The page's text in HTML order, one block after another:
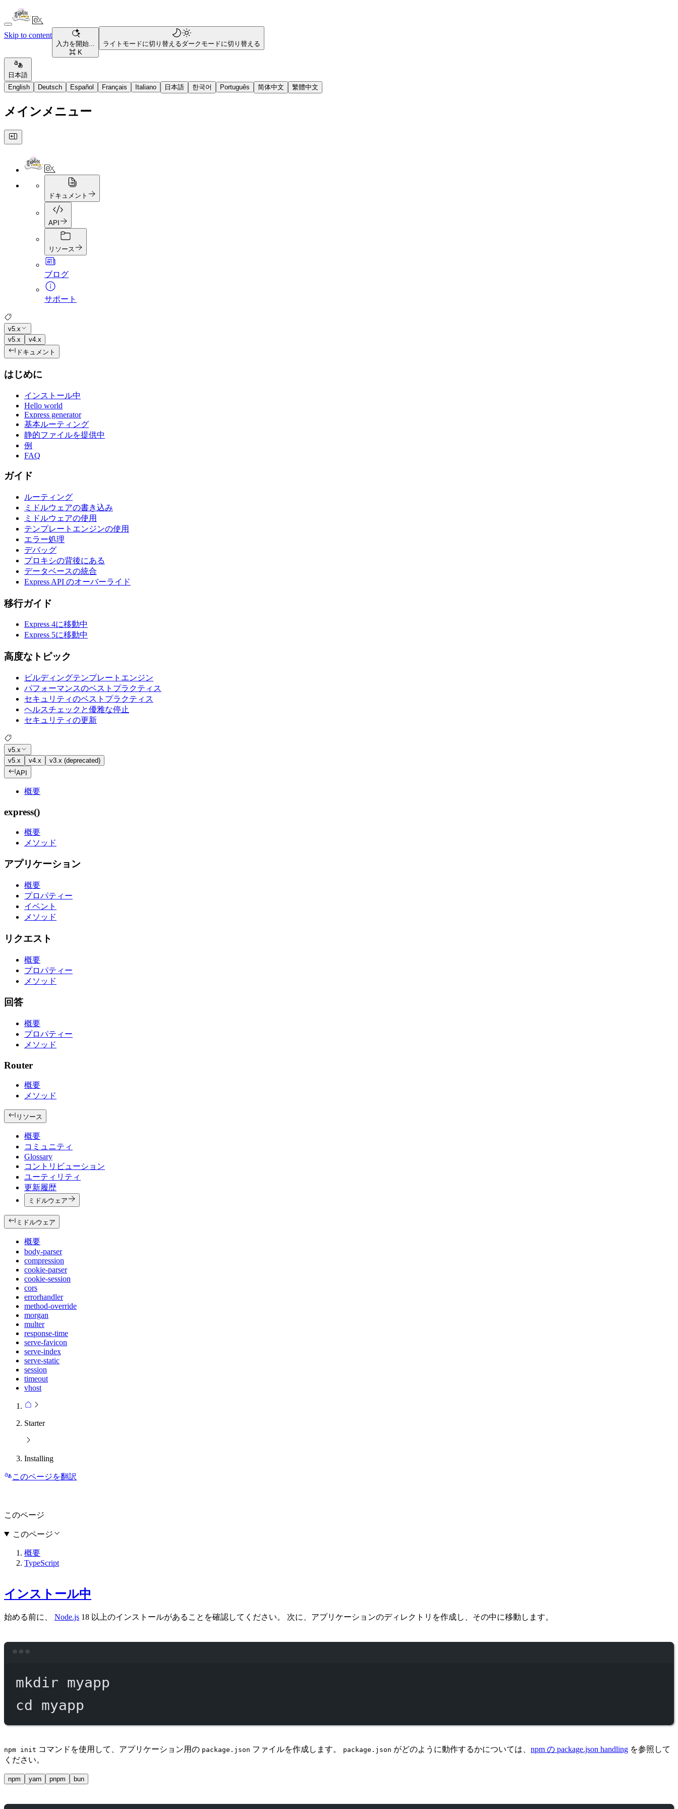
Skip to content
入力を開始...
⌘ K
ライトモードに切り替えるダークモードに切り替える
日本語
English
Deutsch Español Français Italiano 日本語 한국어 Português 简体中文 繁體中文
メインメニュー
ドキュメント
API
リソース
ブログ
サポート
v5.x
v5.x
v4.x
ドキュメント
はじめに
インストール中
Hello world
Express generator
基本ルーティング
静的ファイルを提供中
例
FAQ
ガイド
ルーティング
ミドルウェアの書き込み
ミドルウェアの使用
テンプレートエンジンの使用
エラー処理
デバッグ
プロキシの背後にある
データベースの統合
Express API のオーバーライド
移行ガイド
Express 4に移動中
Express 5に移動中
高度なトピック
ビルディングテンプレートエンジン
パフォーマンスのベストプラクティス
セキュリティのベストプラクティス
ヘルスチェックと優雅な停止
セキュリティの更新
v5.x
v5.x
v4.x
v3.x (deprecated)
API
概要
express()
概要
メソッド
アプリケーション
概要
プロパティー
イベント
メソッド
リクエスト
概要
プロパティー
メソッド
回答
概要
プロパティー
メソッド
Router
概要
メソッド
リソース
概要
コミュニティ
Glossary
コントリビューション
ユーティリティ
更新履歴
ミドルウェア
ミドルウェア
概要
body-parser
compression
cookie-parser
cookie-session
cors
errorhandler
method-override
morgan
multer
response-time
serve-favicon
serve-index
serve-static
session
timeout
vhost
Starter
Installing
このページを翻訳
インストール中
始める前に、 Node.js 18 以上のインストールがあることを確認してください。 次に、アプリケーションのディレクトリを作成し、その中に移動します。
mkdir myapp
cd
myapp
npm init コマンドを使用して、アプリケーション用の package.json ファイルを作成します。 package.json がどのように動作するかについては、 npm の package.json handling を参照して
ください。
npm yarn pnpm bun
このページ
このページ
概要
TypeScript